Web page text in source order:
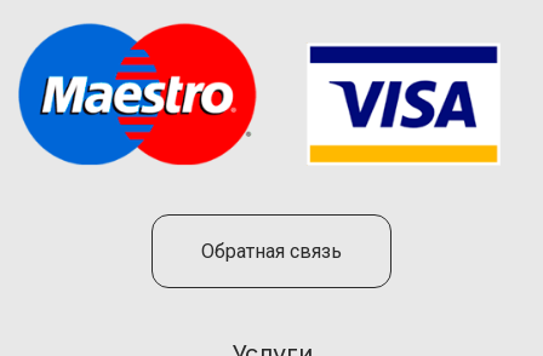
Обратная связь